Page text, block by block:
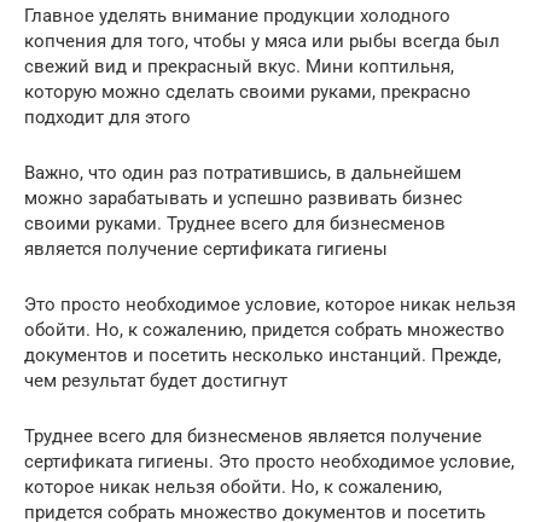
Главное уделять внимание продукции холодного
копчения для того, чтобы у мяса или рыбы всегда был
свежий вид и прекрасный вкус. Мини коптильня,
которую можно сделать своими руками, прекрасно
подходит для этого
Важно, что один раз потратившись, в дальнейшем
можно зарабатывать и успешно развивать бизнес
своими руками. Труднее всего для бизнесменов
является получение сертификата гигиены
Это просто необходимое условие, которое никак нельзя
обойти. Но, к сожалению, придется собрать множество
документов и посетить несколько инстанций. Прежде,
чем результат будет достигнут
Труднее всего для бизнесменов является получение
сертификата гигиены. Это просто необходимое условие,
которое никак нельзя обойти. Но, к сожалению,
придется собрать множество документов и посетить